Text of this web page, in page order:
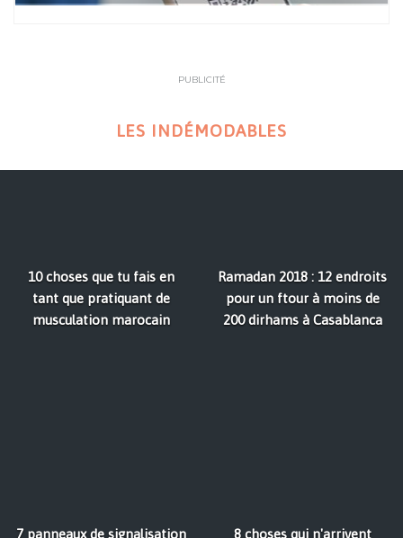
PUBLICITÉ
LES INDÉMODABLES
10 choses que tu fais en
tant que pratiquant de
musculation marocain
Ramadan 2018 : 12 endroits
pour un ftour à moins de
200 dirhams à Casablanca
7 panneaux de signalisation
8 choses qui n'arrivent